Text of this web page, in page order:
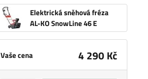
Elektrická sněhová fréza
AL-KO SnowLine 46 E
Vaše cena 4 290 Kč